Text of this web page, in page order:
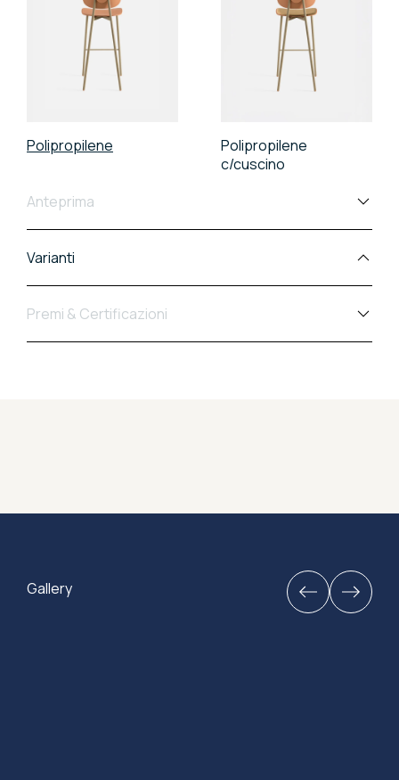
Polipropilene
Polipropilene
c/cuscino
Anteprima
Varianti
Premi & Certificazioni
Gallery